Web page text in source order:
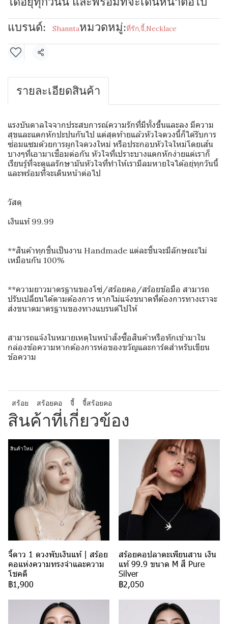
แบรนด์:
Shanntaหมวดหมู่:ที่รัก,จี้,Necklace
แชร์
รายละเอียดสินค้า
แรงบันดาลใจจากประสบการณ์ความรักที่มีทั้งขึ้นและลง มีความ
สุขและแตกหักปะปนกันไป แต่สุดท้ายแล้วหัวใจดวงนี้ก็ได้รับการ
ซ่อมแซมด้วยการผูกใจดวงใหม่ หรือประกอบหัวใจใหม่โดยเส้น
บางๆที่เอามาเชื่อมต่อกัน หัวใจที่เปราะบางแตกหักง่ายแต่เราก็
เรียนรู้ที่จะดูแลรักษามันหัวใจที่ทำให้เรามีลมหายใจได้อยุ่ทุกวันนี้
และพร้อมที่จะเดินหน้าต่อไป
วัสดุ
เงินแท้ 99.99
**สินค้าทุกชิ้นเป็นงาน Handmade แต่ละชิ้นจะมีลักษณะไม่
เหมือนกัน 100%
**ความยาวมาตรฐานของโซ่/สร้อยคอ/สร้อยข้อมือ สามารถ
ปรับเปลี่ยนได้ตามต้องการ หากไม่แจ้งขนาดที่ต้องการทางเราจะ
ส่งขนาดมาตรฐานของทางแบรนด์ไปให้
สามารถแจ้งในหมายเหตุในหน้าสั่งซื้อสินค้าหรือทักเข้ามาใน
กล่องข้อความหากต้องการห่อของขวัญและการ์ดสำหรับเขียน
ข้อความ
สร้อย สร้อยคอ จี้ จี้สร้อยคอ
สินค้าที่เกี่ยวข้อง
สินค้าใหม่
จี้ดาว 1 ดวงพับเงินแท้ | สร้อย
คอแห่งความทรงจำและความ
โชคดี
฿1,900
สร้อยคอปลาตะเพียนสาน เงิน
แท้ 99.9 ขนาด M สี Pure
Silver
฿2,050